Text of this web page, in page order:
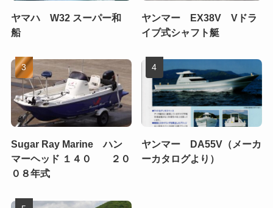
ヤマハ W32 スーパー和
船
ヤンマー EX38V Vドラ
イブ式シャフト艇
Sugar Ray Marine ハン
マーヘッド １４０ ２０
０８年式
ヤンマー DA55V（メーカ
ーカタログより）